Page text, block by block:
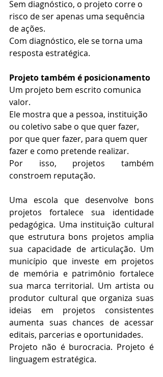
Sem diagnóstico, o projeto corre o
risco de ser apenas uma sequência
de ações.
Com diagnóstico, ele se torna uma
resposta estratégica.
Projeto também é posicionamento
Um projeto bem escrito comunica
valor.
Ele mostra que a pessoa, instituição
ou coletivo sabe o que quer fazer,
por que quer fazer, para quem quer
fazer e como pretende realizar.
Por isso, projetos também
constroem reputação.
Uma escola que desenvolve bons
projetos fortalece sua identidade
pedagógica. Uma instituição cultural
que estrutura bons projetos amplia
sua capacidade de articulação. Um
município que investe em projetos
de memória e patrimônio fortalece
sua marca territorial. Um artista ou
produtor cultural que organiza suas
ideias em projetos consistentes
aumenta suas chances de acessar
editais, parcerias e oportunidades.
Projeto não é burocracia. Projeto é
linguagem estratégica.